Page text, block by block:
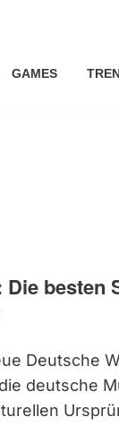
GAMES
Die besten
Deutsche
deutsche